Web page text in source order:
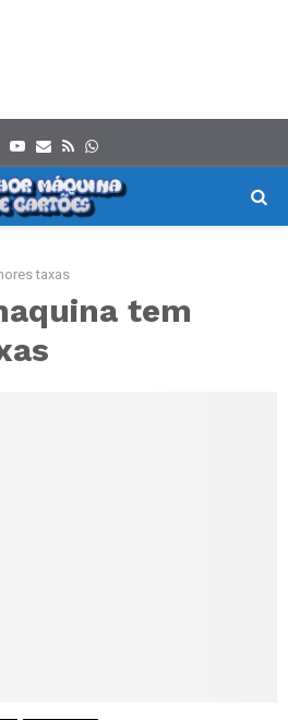
Youtube
Email
RssWhatsapp
taxas
tem